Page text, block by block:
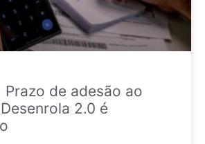
Prazo de adesão ao
2.0 é